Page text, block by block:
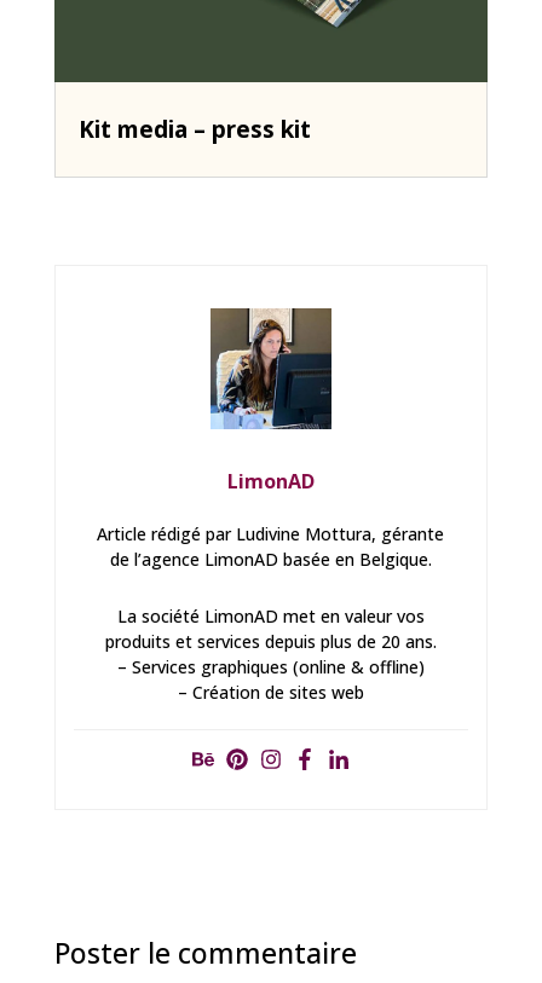
Kit media – press kit
LimonAD
Article rédigé par Ludivine Mottura, gérante
de l’agence LimonAD basée en Belgique.
La société LimonAD met en valeur vos
produits et services depuis plus de 20 ans.
– Services graphiques (online & offline)
– Création de sites web
Poster le commentaire